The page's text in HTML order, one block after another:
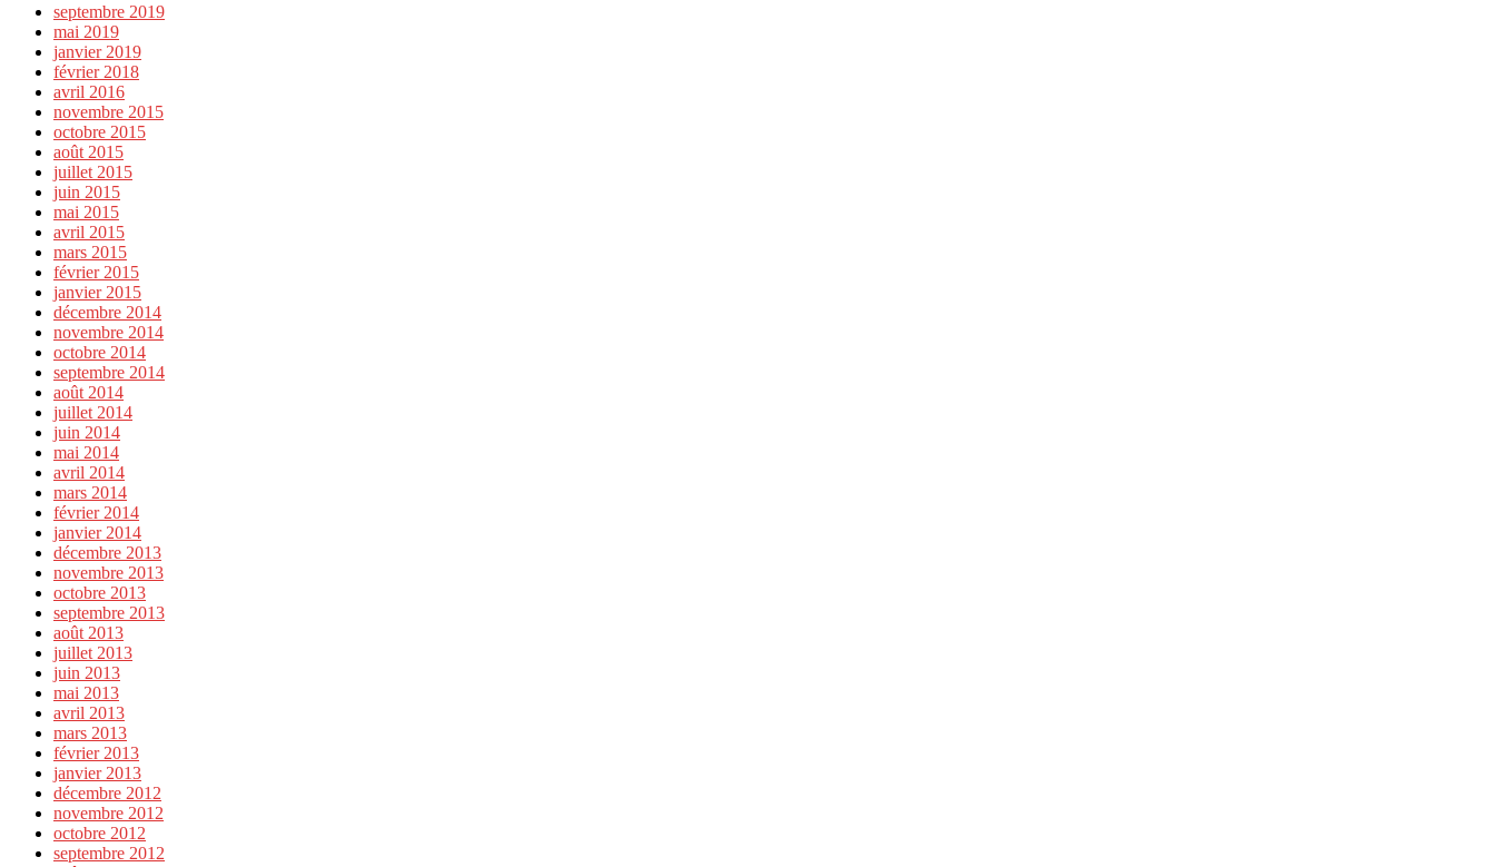
septembre 2019
mai 2019
janvier 2019
février 2018
avril 2016
novembre 2015
octobre 2015
août 2015
juillet 2015
juin 2015
mai 2015
avril 2015
mars 2015
février 2015
janvier 2015
décembre 2014
novembre 2014
octobre 2014
septembre 2014
août 2014
juillet 2014
juin 2014
mai 2014
avril 2014
mars 2014
février 2014
janvier 2014
décembre 2013
novembre 2013
octobre 2013
septembre 2013
août 2013
juillet 2013
juin 2013
mai 2013
avril 2013
mars 2013
février 2013
janvier 2013
décembre 2012
novembre 2012
octobre 2012
septembre 2012